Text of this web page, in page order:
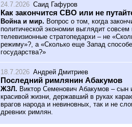
24.7.2026 Саид Гафуров
Как закончится СВО или не
Война и мир. Вопрос о том, когда
политической экономии выглядит
телевизионные стратопедархи – не
режиму»?, а «Сколько еще Запад
государства?»
18.7.2026 Андрей Дмитриев
Последний римлянин Абакумов
ЖЗЛ. Виктор Семенович Абакумов –
красивой жизни, державший в руках
врагов народа и невиновных, так и не
древних римлян.